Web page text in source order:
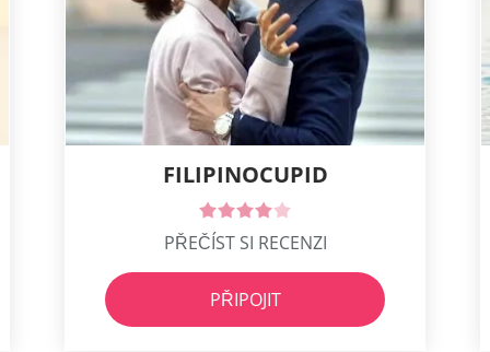
FILIPINOCUPID
PŘEČÍST SI RECENZI
PŘIPOJIT